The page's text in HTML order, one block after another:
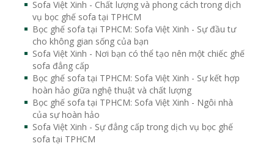
Sofa Việt Xinh - Chất lượng và phong cách trong dịch
vụ bọc ghế sofa tại TPHCM
Bọc ghế sofa tại TPHCM: Sofa Việt Xinh - Sự đầu tư
cho không gian sống của bạn
Sofa Việt Xinh - Nơi bạn có thể tạo nên một chiếc ghế
sofa đẳng cấp
Bọc ghế sofa tại TPHCM: Sofa Việt Xinh - Sự kết hợp
hoàn hảo giữa nghệ thuật và chất lượng
Bọc ghế sofa tại TPHCM: Sofa Việt Xinh - Ngôi nhà
của sự hoàn hảo
Sofa Việt Xinh - Sự đẳng cấp trong dịch vụ bọc ghế
sofa tại TPHCM